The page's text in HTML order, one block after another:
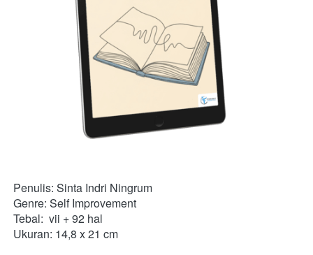
Penulis: Sinta Indri Ningrum
Genre: Self Improvement
Tebal:  vii + 92 hal
Ukuran: 14,8 x 21 cm